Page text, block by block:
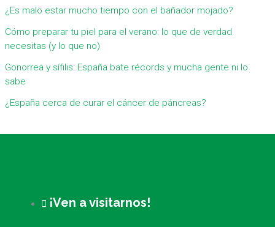
o
r
:
¿Es malo estar mucho tiempo con el bañador mojado?
Cómo preparar tu piel para el verano: lo que de verdad
necesitas (y lo que no)
Gonorrea y sífilis: España bate récords y mucha gente ni lo
sabe
¿España cerca de curar el cáncer de páncreas?
¡Ven a visitarnos!